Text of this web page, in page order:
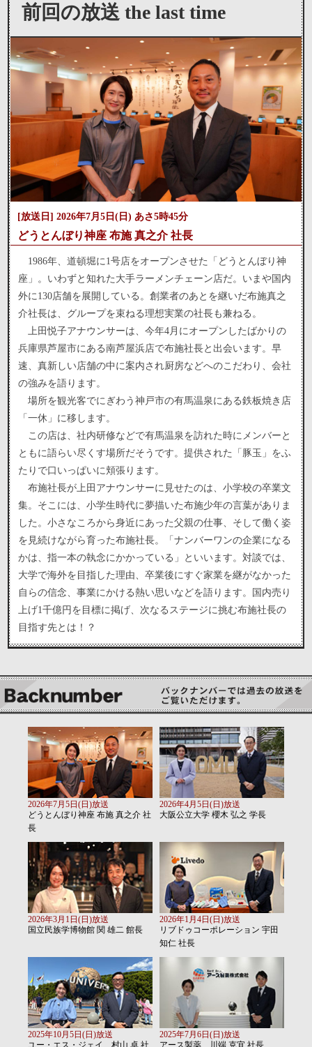
前回の放送the last time
[放送日] 2026年7月5日(日) あさ5時45分
どうとんぼり神座 布施 真之介 社長
1986年、道頓堀に1号店をオープンさせた「どうとんぼり神
座」。いわずと知れた大手ラーメンチェーン店だ。いまや国内
外に130店舗を展開している。創業者のあとを継いだ布施真之
介社長は、グループを束ねる理想実業の社長も兼ねる。
上田悦子アナウンサーは、今年4月にオープンしたばかりの
兵庫県芦屋市にある南芦屋浜店で布施社長と出会います。早
速、真新しい店舗の中に案内され厨房などへのこだわり、会社
の強みを語ります。
場所を観光客でにぎわう神戸市の有馬温泉にある鉄板焼き店
「一休」に移します。
この店は、社内研修などで有馬温泉を訪れた時にメンバーと
ともに語らい尽くす場所だそうです。提供された「豚玉」をふ
たりで口いっぱいに頬張ります。
布施社長が上田アナウンサーに見せたのは、小学校の卒業文
集。そこには、小学生時代に夢描いた布施少年の言葉がありま
した。小さなころから身近にあった父親の仕事、そして働く姿
を見続けながら育った布施社長。「ナンバーワンの企業になる
かは、指一本の執念にかかっている」といいます。対談では、
大学で海外を目指した理由、卒業後にすぐ家業を継がなかった
自らの信念、事業にかける熱い思いなどを語ります。国内売り
上げ1千億円を目標に掲げ、次なるステージに挑む布施社長の
目指す先とは！？
2026年7月5日(日)放送
どうとんぼり神座 布施 真之介 社
長
2026年4月5日(日)放送
大阪公立大学 櫻木 弘之 学長
2026年3月1日(日)放送
国立民族学博物館 関 雄二 館長
2026年1月4日(日)放送
リブドゥコーポレーション 宇田
知仁 社長
2025年10月5日(日)放送
ユー・エス・ジェイ 村山 卓 社
2025年7月6日(日)放送
アース製薬 川端 克宜 社長